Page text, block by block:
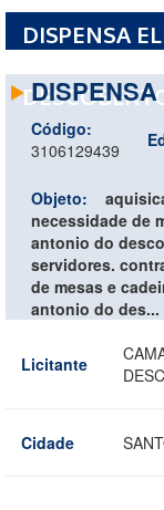
DISPENSA
Código:
3106129439
Objeto:
necessidade de
antonio do
servidores.
de mesas e
antonio do des...
Licitante
Cidade